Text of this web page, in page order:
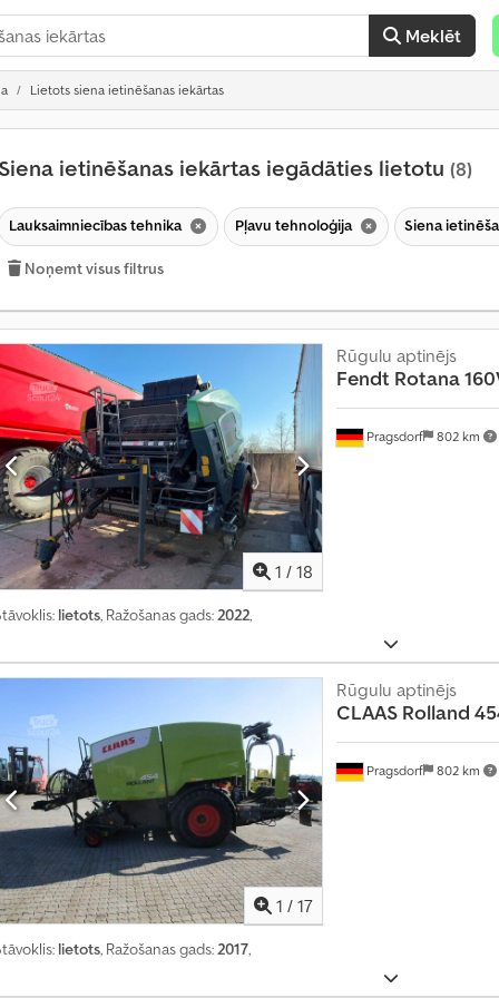
Meklēt
Lietots siena ietinēšanas iekārtas
ietinēšanas iekārtas iegādāties lietotu (8)
Lauksaimniecības tehnika Pļavu tehnoloģija Siena
Noņemt visus filtrus
1 / 18
Pragsdorf 802 km
Rūgulu aptinējs
Fendt Rotana
lietots, Ražošanas gads:2022,
1 / 17
Pragsdorf 802 km
Rūgulu aptinējs
CLAAS Rolland
lietots, Ražošanas gads:2017,
o